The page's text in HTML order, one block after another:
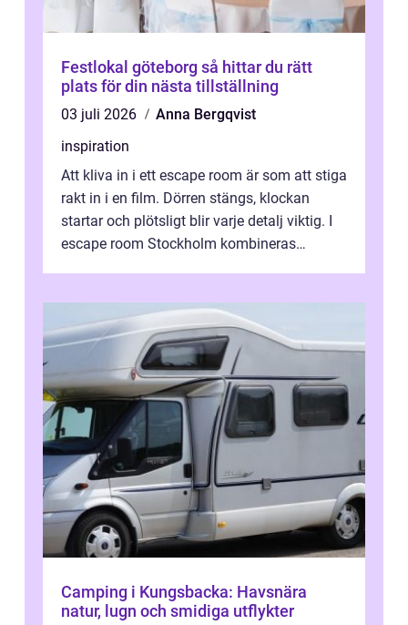
Festlokal göteborg så hittar du rätt
plats för din nästa tillställning
03 juli 2026
Anna Bergqvist
inspiration
Att kliva in i ett escape room är som att stiga
rakt in i en film. Dörren stängs, klockan
startar och plötsligt blir varje detalj viktig. I
escape room Stockholm kombineras
Camping i Kungsbacka: Havsnära
natur, lugn och smidiga utflykter